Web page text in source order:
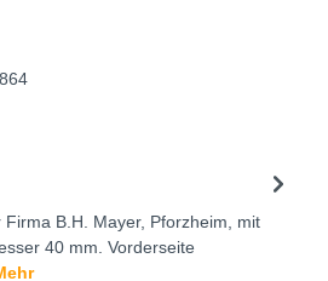
B.H. Mayer, Pforzheim, mit
40 mm. Vorderseite